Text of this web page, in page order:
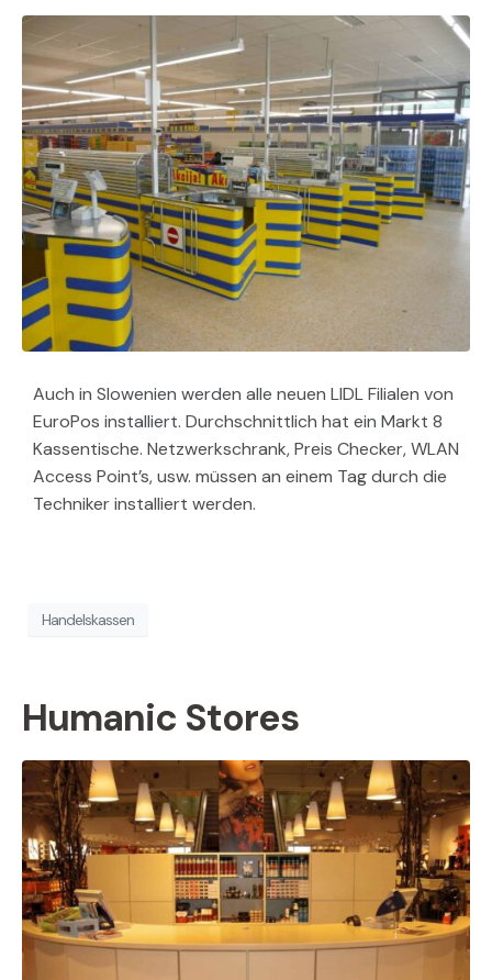
Auch in Slowenien werden alle neuen LIDL Filialen von
EuroPos installiert. Durchschnittlich hat ein Markt 8
Kassentische. Netzwerkschrank, Preis Checker, WLAN
Access Point’s, usw. müssen an einem Tag durch die
Techniker installiert werden.
Handelskassen
Humanic Stores